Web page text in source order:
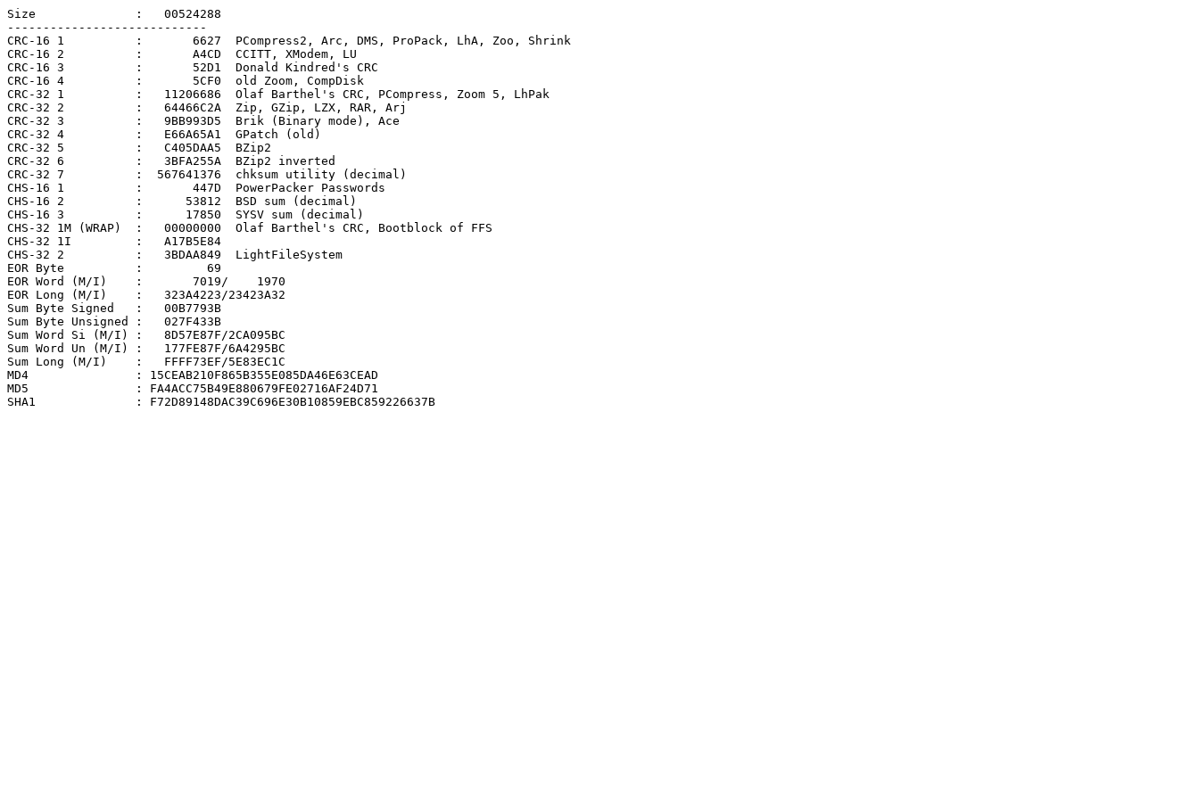
Size              :   00524288
----------------------------
CRC-16 1          :       6627  PCompress2, Arc, DMS, ProPack, LhA, Zoo, Shrink
CRC-16 2          :       A4CD  CCITT, XModem, LU
CRC-16 3          :       52D1  Donald Kindred's CRC
CRC-16 4          :       5CF0  old Zoom, CompDisk
CRC-32 1          :   11206686  Olaf Barthel's CRC, PCompress, Zoom 5, LhPak
CRC-32 2          :   64466C2A  Zip, GZip, LZX, RAR, Arj
CRC-32 3          :   9BB993D5  Brik (Binary mode), Ace
CRC-32 4          :   E66A65A1  GPatch (old)
CRC-32 5          :   C405DAA5  BZip2
CRC-32 6          :   3BFA255A  BZip2 inverted
CRC-32 7          :  567641376  chksum utility (decimal)
CHS-16 1          :       447D  PowerPacker Passwords
CHS-16 2          :      53812  BSD sum (decimal)
CHS-16 3          :      17850  SYSV sum (decimal)
CHS-32 1M (WRAP)  :   00000000  Olaf Barthel's CRC, Bootblock of FFS
CHS-32 1I         :   A17B5E84
CHS-32 2          :   3BDAA849  LightFileSystem
EOR Byte          :         69
EOR Word (M/I)    :       7019/    1970
EOR Long (M/I)    :   323A4223/23423A32
Sum Byte Signed   :   00B7793B
Sum Byte Unsigned :   027F433B
Sum Word Si (M/I) :   8D57E87F/2CA095BC
Sum Word Un (M/I) :   177FE87F/6A4295BC
Sum Long (M/I)    :   FFFF73EF/5E83EC1C
MD4               : 15CEAB210F865B355E085DA46E63CEAD
MD5               : FA4ACC75B49E880679FE02716AF24D71